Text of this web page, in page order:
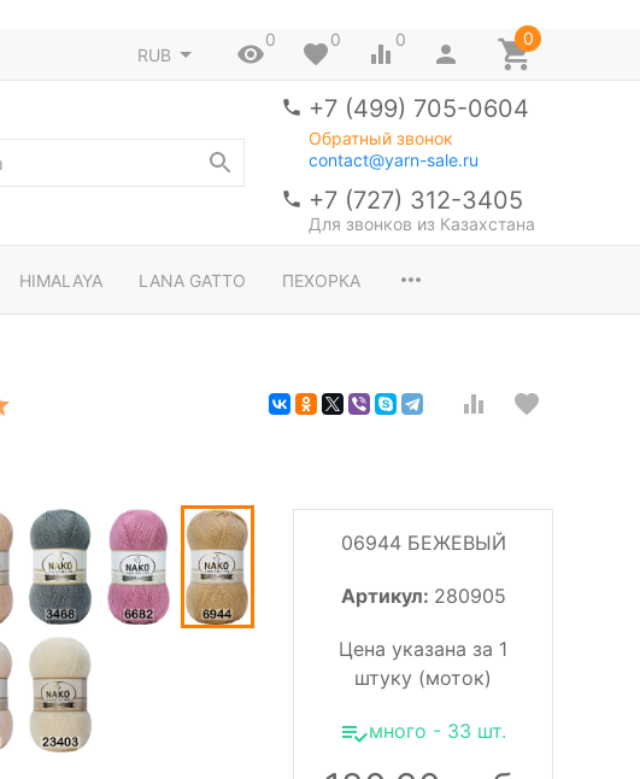
RUB
0 0 0 0
+7 (499) 705-0604
Обратный звонок
contact@yarn-sale.ru
+7 (727) 312-3405
Для звонков из Казахстана
HIMALAYA LANA GATTO ПЕХОРКА
06944 БЕЖЕВЫЙ
Артикул: 280905
Цена указана за 1
штуку (моток)
много - 33 шт.